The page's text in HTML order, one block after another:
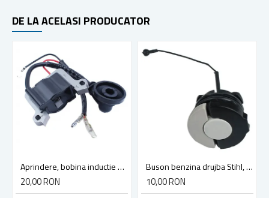
DE LA ACELASI PRODUCATOR
Aprindere, bobina inductie motocoasa chinezeasca TL43 TL 52, Ruris Dac 210, Dac 310
20,00 RON
Buson benzina drujba Stihl, model cu clapeta
10,00 RON